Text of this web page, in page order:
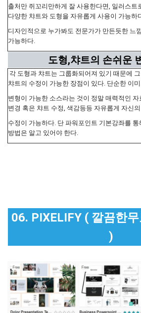
출처만 쥐꼬리만하게 잘 사용한다면, 일러스트
다양한 챠트와 도형을 자유롭게 사용이 가능하
디자인적으로 누가봐도 전문가가 만든듯한 느
가능하다.
도형,챠트의 손쉬운
각 도형과 챠트는 그룹화되어져 있기 때문에
챠트의 수정이 가능한 장점이 있다. 단순한 이
변형이 가능한 소스라는 것이 정말 매력적인 자
변경 혹은 챠트 수정, 색감등등 자유롭게 자신
수정이 가능하다. 단 파워포인트 기본강좌를
방법은 알고 있어야 한다.
06. PIXELIFY ( 깔끔한
)